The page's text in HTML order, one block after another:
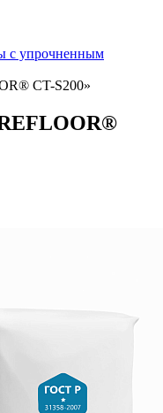
с упрочненным
CT-S200»